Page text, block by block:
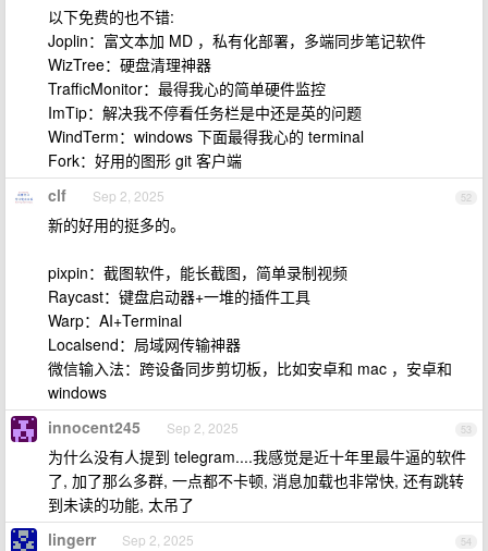
以下免费的也不错:
Joplin：富文本加 MD ，私有化部署，多端同步笔记软件
WizTree：硬盘清理神器
TrafficMonitor：最得我心的简单硬件监控
ImTip：解决我不停看任务栏是中还是英的问题
WindTerm：windows 下面最得我心的 terminal
Fork：好用的图形 git 客户端
52
clf Sep 2, 2025
新的好用的挺多的。
pixpin：截图软件，能长截图，简单录制视频
Raycast：键盘启动器+一堆的插件工具
Warp：AI+Terminal
Localsend：局域网传输神器
微信输入法：跨设备同步剪切板，比如安卓和 mac ，安卓和
windows
53
innocent245 Sep 2, 2025
为什么没有人提到 telegram....我感觉是近十年里最牛逼的软件
了, 加了那么多群, 一点都不卡顿, 消息加载也非常快, 还有跳转
到未读的功能, 太吊了
54
lingerr Sep 2, 2025